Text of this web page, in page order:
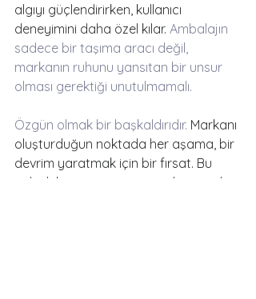
algıyı güçlendirirken, kullanıcı
deneyimini daha özel kılar. Ambalajın
sadece bir taşıma aracı değil,
markanın ruhunu yansıtan bir unsur
olması gerektiği unutulmamalı.
Özgün olmak bir başkaldırıdır. Markanı
oluşturduğun noktada her aşama, bir
devrim yaratmak için bir fırsat. Bu
yolculukta nereye varmış olursan ol,